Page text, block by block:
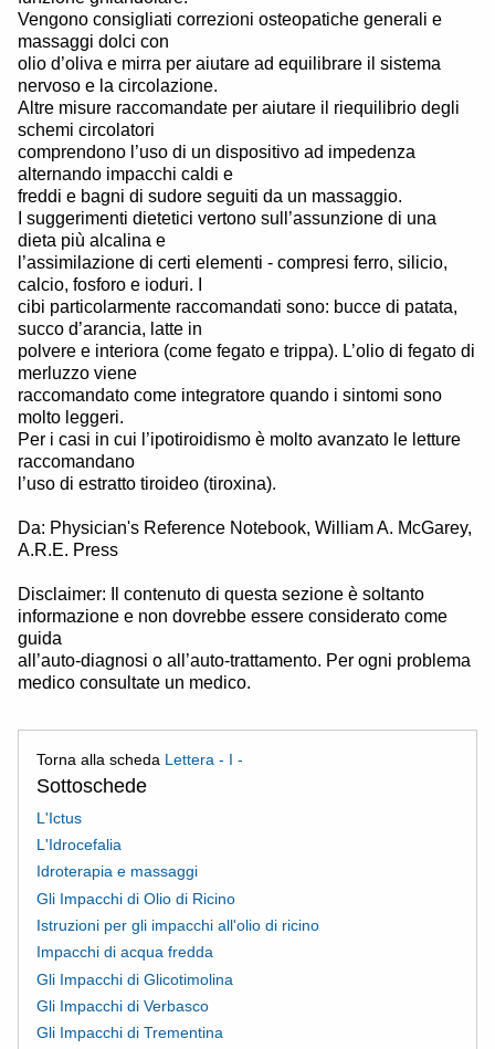
Vengono consigliati correzioni osteopatiche generali e
massaggi dolci con
olio d’oliva e mirra per aiutare ad equilibrare il sistema
nervoso e la circolazione.
Altre misure raccomandate per aiutare il riequilibrio degli
schemi circolatori
comprendono l’uso di un dispositivo ad impedenza
alternando impacchi caldi e
freddi e bagni di sudore seguiti da un massaggio.
I suggerimenti dietetici vertono sull’assunzione di una
dieta più alcalina e
l’assimilazione di certi elementi - compresi ferro, silicio,
calcio, fosforo e ioduri. I
cibi particolarmente raccomandati sono: bucce di patata,
succo d’arancia, latte in
polvere e interiora (come fegato e trippa). L’olio di fegato di
merluzzo viene
raccomandato come integratore quando i sintomi sono
molto leggeri.
Per i casi in cui l’ipotiroidismo è molto avanzato le letture
raccomandano
l’uso di estratto tiroideo (tiroxina).
Da: Physician's Reference Notebook, William A. McGarey,
A.R.E. Press
Disclaimer: Il contenuto di questa sezione è soltanto
informazione e non dovrebbe essere considerato come
guida
all’auto-diagnosi o all’auto-trattamento. Per ogni problema
medico consultate un medico.
Torna alla scheda Lettera - I -
Sottoschede
L'Ictus
L'Idrocefalia
Idroterapia e massaggi
Gli Impacchi di Olio di Ricino
Istruzioni per gli impacchi all'olio di ricino
Impacchi di acqua fredda
Gli Impacchi di Glicotimolina
Gli Impacchi di Verbasco
Gli Impacchi di Trementina